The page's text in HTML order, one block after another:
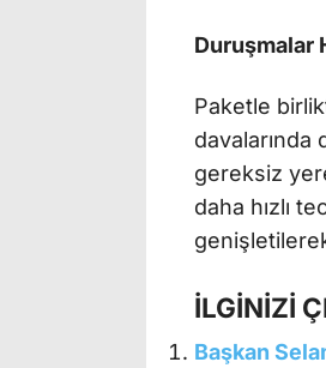
Duruşmalar
Paketle
davalarında
gereksiz
daha hızlı
İLGİNİZİ
Başkan